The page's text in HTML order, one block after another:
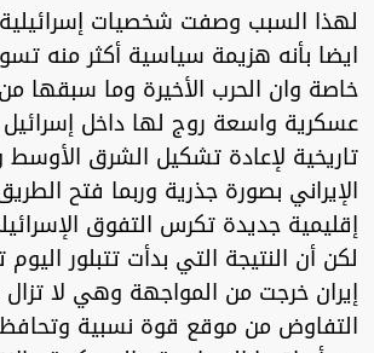
لهذا السبب وصفت شخصيات
ايضا بأنه هزيمة سياسية أكثر منه
خاصة وان الحرب الأخيرة وما سبقها
عسكرية واسعة روج لها داخل إسرائيل
تاريخية لإعادة تشكيل الشرق
الإيراني بصورة جذرية وربما فتح
إقليمية جديدة تكرس التفوق
لكن أن النتيجة التي بدأت تتبلور
إيران خرجت من المواجهة وهي لا
التفاوض من موقع قوة نسبية